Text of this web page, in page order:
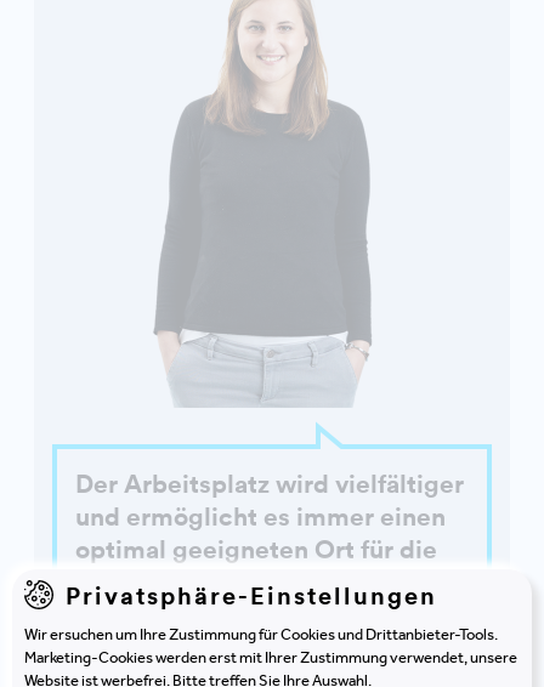
Der Arbeitsplatz wird vielfältiger
und ermöglicht es immer einen
optimal geeigneten Ort für die
gerade anstehende Aufgabe zu
finden. So werden Effizienz und
Selbstorganisation der
Mitarbeitenden gefördert.
Privatsphäre-Einstellungen
Wir ersuchen um Ihre Zustimmung für Cookies und Drittanbieter-Tools.
Marketing-Cookies werden erst mit Ihrer Zustimmung verwendet, unsere
Website ist werbefrei. Bitte treffen Sie Ihre Auswahl.